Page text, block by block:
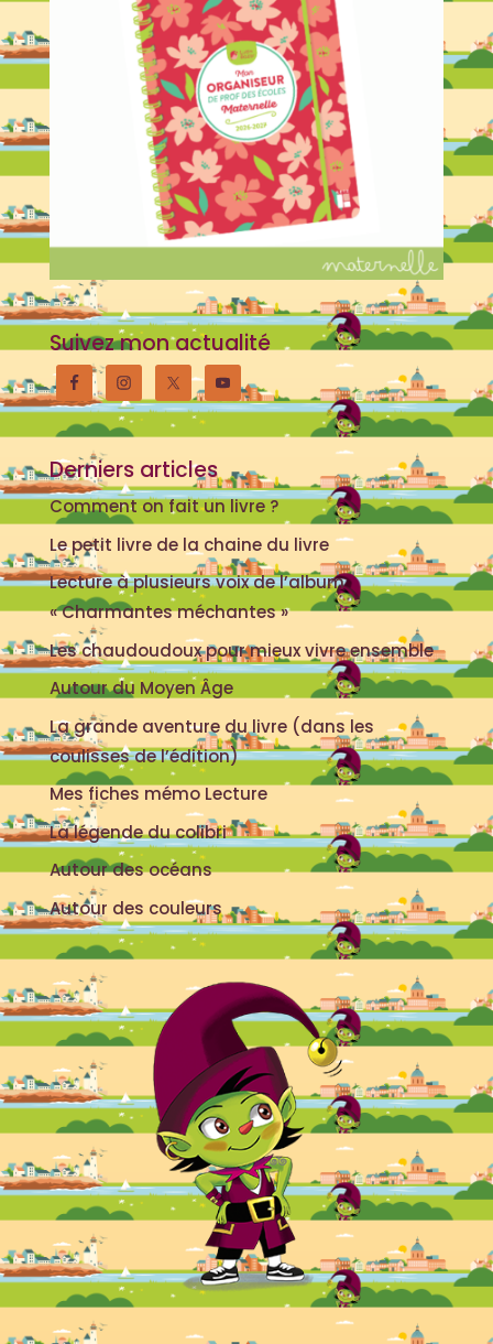
Suivez mon actualité
Derniers articles
Comment on fait un livre ?
Le petit livre de la chaine du livre
Lecture à plusieurs voix de l’album
« Charmantes méchantes »
Les chaudoudoux pour mieux vivre ensemble
Autour du Moyen Âge
La grande aventure du livre (dans les
coulisses de l’édition)
Mes fiches mémo Lecture
La légende du colibri
Autour des océans
Autour des couleurs